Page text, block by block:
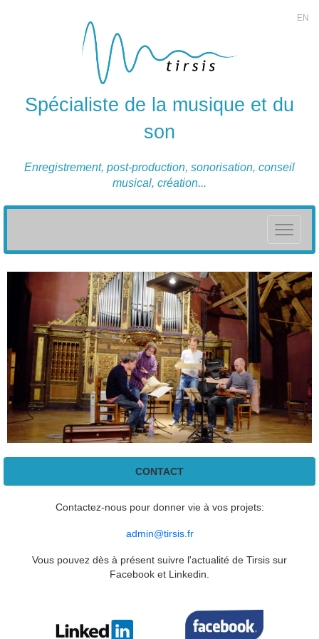
EN
Spécialiste de la musique et du
son
Enregistrement, post-production, sonorisation, conseil
musical, création...
CONTACT
Contactez-nous pour donner vie à vos projets:
admin@tirsis.fr
Vous pouvez dès à présent suivre l'actualité de Tirsis sur
Facebook et Linkedin.